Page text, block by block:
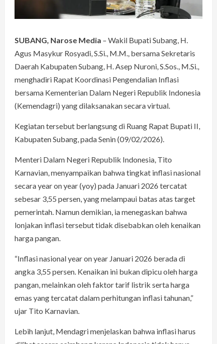
SUBANG, Narose Media – Wakil Bupati Subang, H.
Agus Masykur Rosyadi, S.Si., M.M., bersama Sekretaris
Daerah Kabupaten Subang, H. Asep Nuroni, S.Sos., M.Si.,
menghadiri Rapat Koordinasi Pengendalian Inflasi
bersama Kementerian Dalam Negeri Republik Indonesia
(Kemendagri) yang dilaksanakan secara virtual.
Kegiatan tersebut berlangsung di Ruang Rapat Bupati II,
Kabupaten Subang, pada Senin (09/02/2026).
Menteri Dalam Negeri Republik Indonesia, Tito
Karnavian, menyampaikan bahwa tingkat inflasi nasional
secara year on year (yoy) pada Januari 2026 tercatat
sebesar 3,55 persen, yang melampaui batas atas target
pemerintah. Namun demikian, ia menegaskan bahwa
lonjakan inflasi tersebut tidak disebabkan oleh kenaikan
harga pangan.
“Inflasi nasional year on year Januari 2026 berada di
angka 3,55 persen. Kenaikan ini bukan dipicu oleh harga
pangan, melainkan oleh faktor tarif listrik serta harga
emas yang tercatat dalam perhitungan inflasi tahunan,”
ujar Tito Karnavian.
Lebih lanjut, Mendagri menjelaskan bahwa inflasi harus